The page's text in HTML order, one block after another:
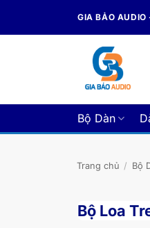
GIA BẢO
Bộ Dàn
Trang chủ / Bộ
Bộ Loa